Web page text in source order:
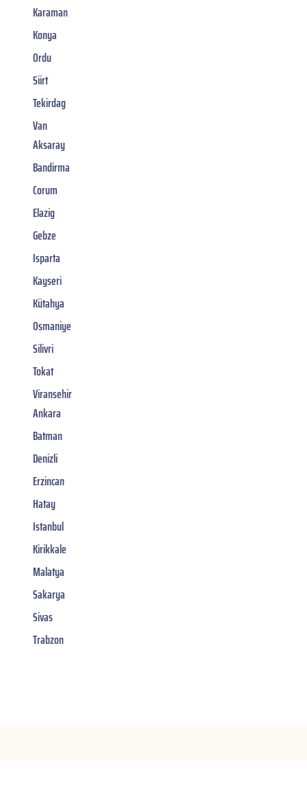
Karaman
Konya
Ordu
Siirt
Tekirdag
Van
Aksaray
Bandirma
Corum
Elazig
Gebze
Isparta
Kayseri
Kütahya
Osmaniye
Silivri
Tokat
Viransehir
Ankara
Batman
Denizli
Erzincan
Hatay
Istanbul
Kirikkale
Malatya
Sakarya
Sivas
Trabzon